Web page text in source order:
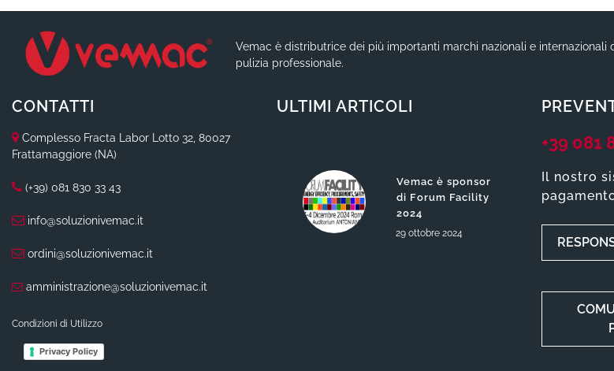
Vemac è distributrice dei più importanti marchi nazionali e
pulizia professionale.
CONTATTI
Complesso Fracta Labor Lotto 32, 80027
Frattamaggiore (NA)
(+39) 081 830 33 43
info@soluzionivemac.it
ordini@soluzionivemac.it
amministrazione@soluzionivemac.it
Condizioni di Utilizzo
Privacy Policy
ULTIMI ARTICOLI
Vemac è sponsor
di Forum Facility
2024
29 ottobre 2024
+39 081
Il nostro